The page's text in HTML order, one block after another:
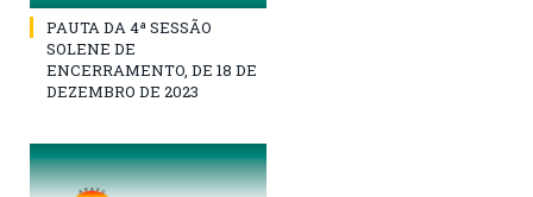
PAUTA DA 4ª SESSÃO
SOLENE DE
ENCERRAMENTO, DE 18 DE
DEZEMBRO DE 2023